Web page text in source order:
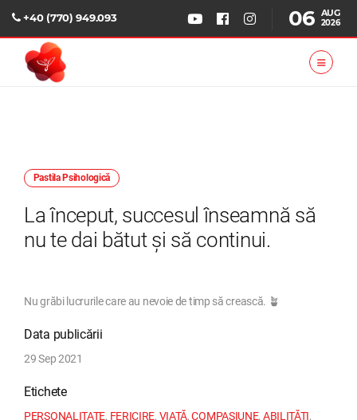
+40 (770) 949.093 06 AUG
2026
Pastila Psihologică
La început, succesul înseamnă să
nu te dai bătut și să continui.
Nu grăbi lucrurile care au nevoie de timp să crească. 🪴
Data publicării
29 Sep 2021
Etichete
PERSONALITATE, FERICIRE, VIAȚĂ,COMPASIUNE, ABILITĂȚI,